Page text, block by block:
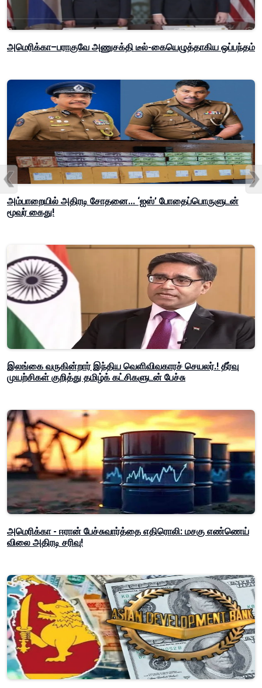
அமெரிக்கா–பராகுவே அணுசக்தி டீல்-கையெழுத்தாகிய ஒப்பந்தம்
அம்பாறையில் அதிரடி சோதனை... ‘ஐஸ்’ போதைப்பொருளுடன்
மூவர் கைது!
இலங்கை வருகின்றார் இந்திய வெளிவிவகாரச் செயலர்.! தீர்வு
முயற்சிகள் குறித்து தமிழ்க் கட்சிகளுடன் பேச்சு
அமெரிக்கா - ஈரான் பேச்சுவார்த்தை எதிரொலி: மசகு எண்ணெய்
விலை அதிரடி சரிவு!